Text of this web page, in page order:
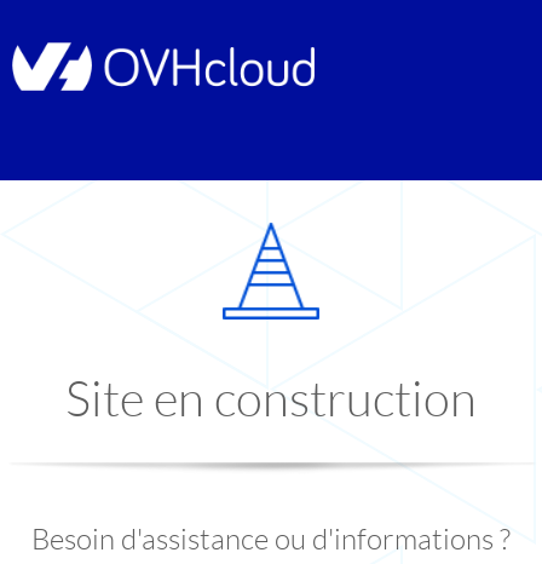
Site en construction
Besoin d'assistance ou d'informations ?